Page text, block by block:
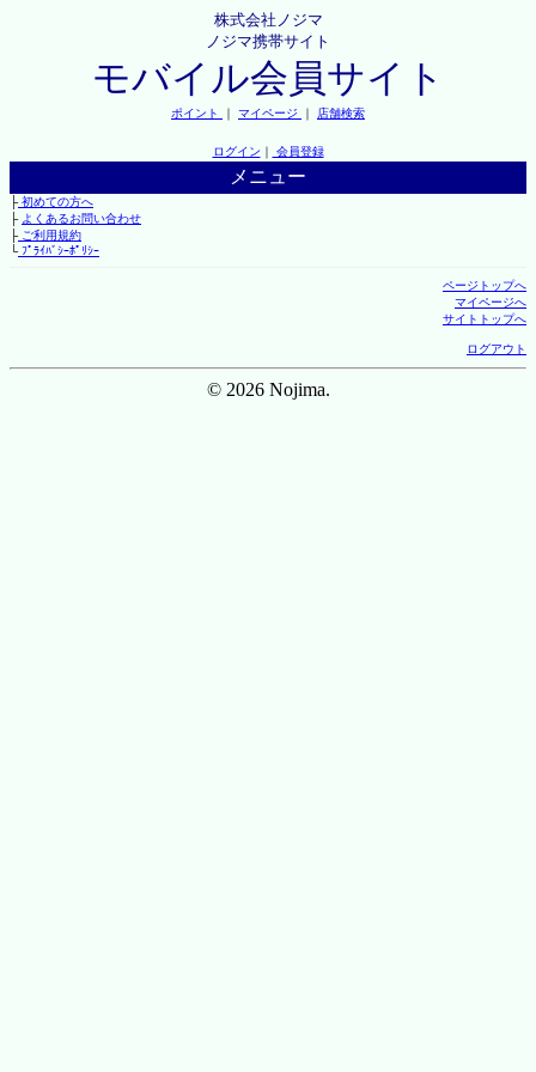
株式会社ノジマ
ノジマ携帯サイト
モバイル会員サイト
ポイント ｜ マイページ ｜ 店舗検索
ログイン ｜ 会員登録
メニュー
├初めての方へ
├ よくあるお問い合わせ
├ご利用規約
└ﾌﾟﾗｲﾊﾞｼｰﾎﾟﾘｼｰ
ページトップへ
マイページへ
サイトトップへ
ログアウト
© 2026 Nojima.